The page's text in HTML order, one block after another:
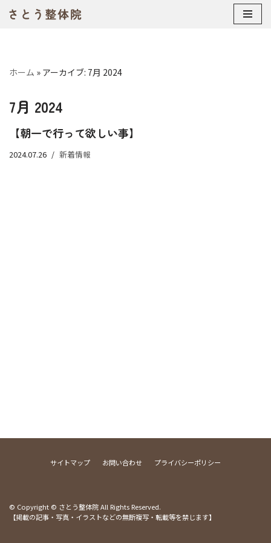
ン
へ
キ
ッ
ホーム » アーカイブ: 7月 2024
7月 2024
【朝一で行って欲しい事】
2024.07.26 新着情報
サイトマップ お問い合わせ プライバシーポリシー
© Copyright © さとう整体院 All Rights Reserved.
【掲載の記事・写真・イラストなどの無断複写・転載等を禁じます】